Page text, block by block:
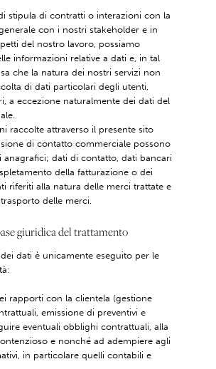
stipula di contratti o interazioni con la
con i nostri stakeholder e in
del nostro lavoro, possiamo
informazioni relative a dati e, in tal
che la natura dei nostri servizi non
di dati particolari degli utenti,
a eccezione naturalmente dei dati del
raccolte attraverso il presente sito
di contatto commerciale possono
anagrafici; dati di contatto, dati bancari
della fatturazione o dei
riferiti alla natura delle merci trattate e
delle merci.
giuridica del trattamento
dati è unicamente eseguito per le
rapporti con la clientela (gestione
emissione di preventivi e
eventuali obblighi contrattuali, alla
e nonché ad adempiere agli
in particolare quelli contabili e